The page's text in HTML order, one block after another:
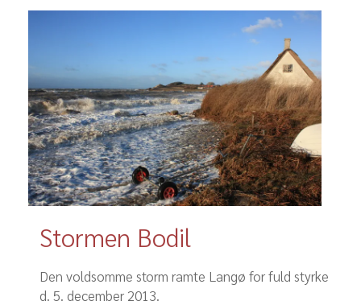
Stormen Bodil
Den voldsomme storm ramte Langø for fuld styrke
d. 5. december 2013.